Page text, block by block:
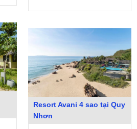
Resort Avani 4 sao tại Quy
Nhơn